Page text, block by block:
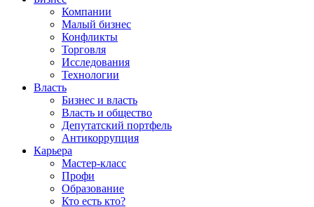
Компании
Малый бизнес
Конфликты
Торговля
Исследования
Технологии
Власть
Бизнес и власть
Власть и общество
Депутатский портфель
Антикоррупция
Карьера
Мастер-класс
Профи
Образование
Кто есть кто?